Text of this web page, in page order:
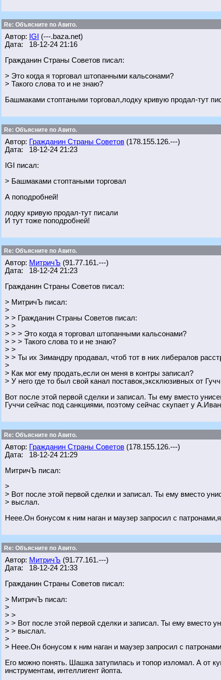
Re: Объясните по Авито.
Автор: IGI
(---.baza.net)
Дата: 18-12-24 21:16
Гражданин Страны Советов писал:
> Это когда я торговал штопанными кальсонами?
> Такого слова то и не знаю?
Башмаками стоптаными торговал,лодку кривую продал-тут
Re: Объясните по Авито.
Автор: Гражданин Страны Советов (178.155.126.---)
Дата: 18-12-24 21:23
IGI писал:
> Башмаками стоптаными торговал
А поподробней!
лодку кривую продал-тут писали
И тут тоже поподробней!
Re: Объясните по Авито.
Автор: МитричЪ (91.77.161.---)
Дата: 18-12-24 21:23
Гражданин Страны Советов писал:
> МитричЪ писал:
>
> > Гражданин Страны Советов писал:
> >
> > > Это когда я торговал штопанными кальсонами?
> > > Такого слова то и не знаю?
> >
> > Ты их Зимандру продавал, чтоб тот в них либералов
>
> Как мог ему продать,если он меня в контры записал?
> У него где то был свой канал поставок,эксклюзивных от
Вот после этой первой сделки и записал. Ты ему вместо
Гуччи сейчас под санкциями, поэтому сейчас скупает у
Re: Объясните по Авито.
Автор: Гражданин Страны Советов (178.155.126.---)
Дата: 18-12-24 21:29
МитричЪ писал:
>
> Вот после этой первой сделки и записал. Ты ему вместо
> выслал.
Неее.Он бонусом к ним наган и маузер запросил с
Re: Объясните по Авито.
Автор: МитричЪ (91.77.161.---)
Дата: 18-12-24 21:33
Гражданин Страны Советов писал:
> МитричЪ писал:
>
> >
> > Вот после этой первой сделки и записал. Ты ему вместо
> > выслал.
>
> Неее.Он бонусом к ним наган и маузер запросил с
Его можно понять. Шашка затупилась и топор изломал. А от
инструментам, интеллигент йопта.